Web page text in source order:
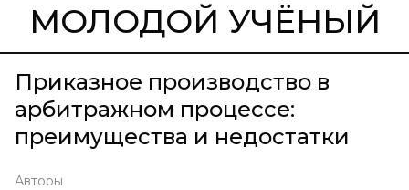
МОЛОДОЙ УЧЁНЫЙ
Приказное производство в
арбитражном процессе:
преимущества и недостатки
Авторы